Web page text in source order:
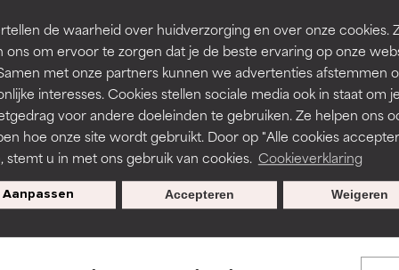
de waarheid over huidverzorging en over onze cookies.
ons om ervoor te zorgen dat je de beste ervaring op onze
met onze partners kunnen we advertenties afstemmen
interesses. Cookies stellen sociale media ook in staat om
voor andere doeleinden te gebruiken. Ze helpen ons
hoe onze site wordt gebruikt. Door op "Alle cookies
stemt u in met ons gebruik van cookies. Cookieverklaring
Aanpassen Weigeren
Accepteren
BACK TO SEARCH
to assess ingredients in this dictionary. Regulations
irriterend maar kan esthetische, stabiliteits- of andere
is aanwezig. Het risico wordt vergroot als het
ingrediënten.
het algemeen is bewezen dat het meer kwaad dan goed
irriterend maar kan esthetische, stabiliteits- of andere
is aanwezig. Het risico wordt vergroot als het
ingrediënten.
het algemeen is bewezen dat het meer kwaad dan goed